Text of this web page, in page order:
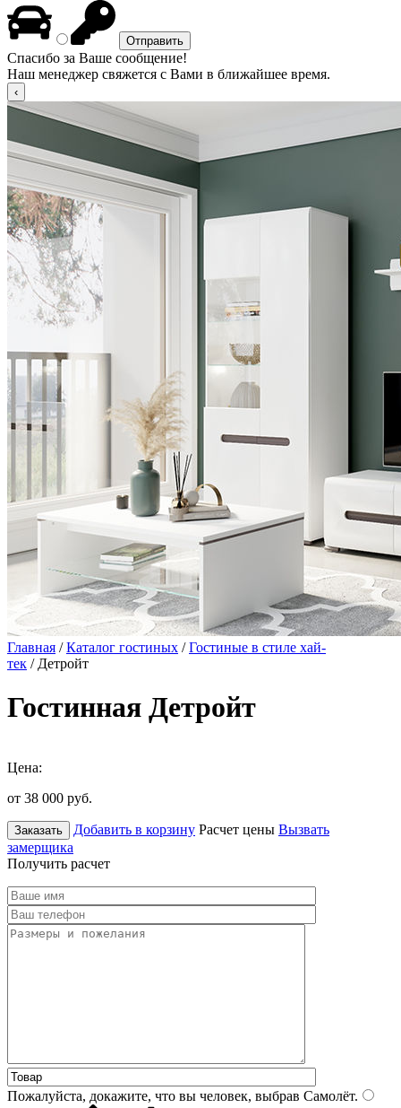
Спасибо за Ваше сообщение!
Наш менеджер свяжется с Вами в ближайшее время.
Главная /Каталог гостиных /Гостиные в стиле хай-
тек / Детройт
Гостинная Детройт
Цена:
от 38 000 руб.
Заказать Добавить в корзину Расчет цены Вызвать
замерщика
Получить расчет
Пожалуйста, докажите, что вы человек, выбрав Самолёт.